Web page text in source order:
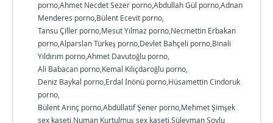
porno,Ahmet Necdet Sezer porno,Abdullah Gül porno,Adnan
Menderes porno,Bülent Ecevit porno,
Tansu Çiller porno,Mesut Yılmaz porno,Necmettin Erbakan
porno,Alparslan Türkeş porno,Devlet Bahçeli porno,Binali
Yıldırım porno,Ahmet Davutoğlu porno,
Ali Babacan porno,Kemal Kılıçdaroğlu porno,
Deniz Baykal porno,Erdal İnönü porno,Hüsamettin Cindoruk
porno,
Bülent Arınç porno,Abdüllatif Şener porno,Mehmet Şimşek
sex kaseti,Numan Kurtulmuş sex kaseti,Süleyman Soylu